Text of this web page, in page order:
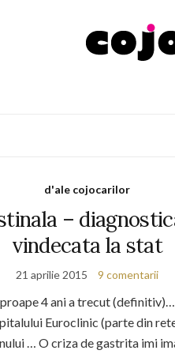
d'ale cojocarilor
–
vindecata la stat
21 aprilie 2015 9 comentarii
4 ani a trecut
Euroclinic (parte din
… O criza de gastrita imi